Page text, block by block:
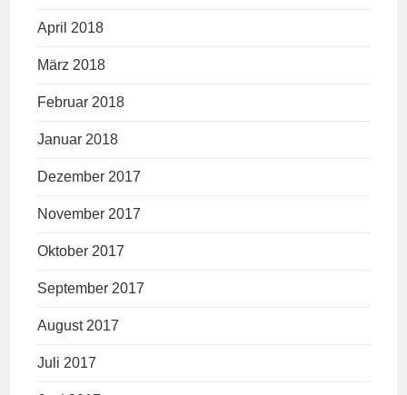
April 2018
März 2018
Februar 2018
Januar 2018
Dezember 2017
November 2017
Oktober 2017
September 2017
August 2017
Juli 2017